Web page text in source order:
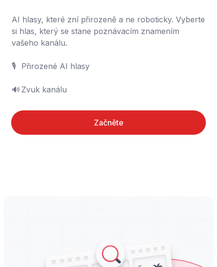
AI hlasy, které zní přirozeně a ne roboticky. Vyberte
si hlas, který se stane poznávacím znamením
vašeho kanálu.
🎙️	Přirozené AI hlasy
🔊	Zvuk kanálu
Začněte